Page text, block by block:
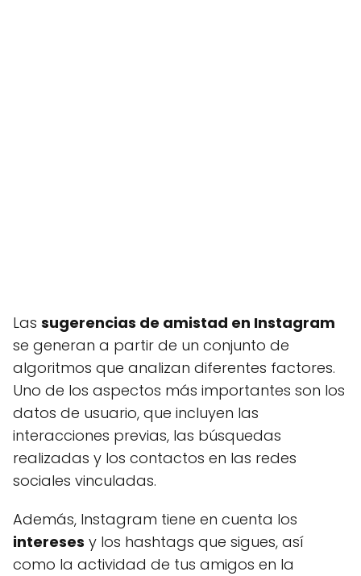
Las sugerencias de amistad en Instagram
se generan a partir de un conjunto de
algoritmos que analizan diferentes factores.
Uno de los aspectos más importantes son los
datos de usuario, que incluyen las
interacciones previas, las búsquedas
realizadas y los contactos en las redes
sociales vinculadas.
Además, Instagram tiene en cuenta los
intereses y los hashtags que sigues, así
como la actividad de tus amigos en la